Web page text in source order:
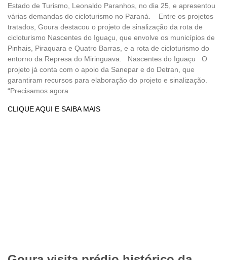
Estado de Turismo, Leonaldo Paranhos, no dia 25, e apresentou
várias demandas do cicloturismo no Paraná. Entre os projetos
tratados, Goura destacou o projeto de sinalização da rota de
cicloturismo Nascentes do Iguaçu, que envolve os municípios de
Pinhais, Piraquara e Quatro Barras, e a rota de cicloturismo do
entorno da Represa do Miringuava. Nascentes do Iguaçu O
projeto já conta com o apoio da Sanepar e do Detran, que
garantiram recursos para elaboração do projeto e sinalização.
“Precisamos agora
CLIQUE AQUI E SAIBA MAIS